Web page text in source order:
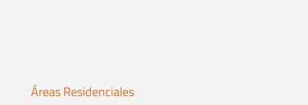
Áreas Residenciales